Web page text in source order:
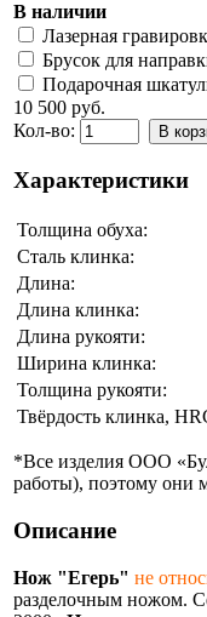
В наличии
Лазерная
Брусок для
Подарочная
10 500 руб.
Кол-во:
В
Характеристики
Толщина обуха:
Сталь клинка:
Длина:
Длина клинка:
Длина рукояти:
Ширина клинка:
Толщина рукояти:
Твёрдость клинка,
*Все изделия ООО
работы), поэтому они
Описание
Нож "Егерь" не
разделочным ножом.